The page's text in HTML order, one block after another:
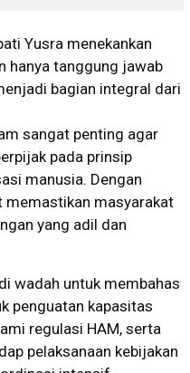
Yusra menekankan
hanya tanggung jawab
bagian integral dari
sangat penting agar
pada prinsip
manusia. Dengan
memastikan masyarakat
yang adil dan
wadah untuk membahas
penguatan kapasitas
regulasi HAM, serta
pelaksanaan kebijakan